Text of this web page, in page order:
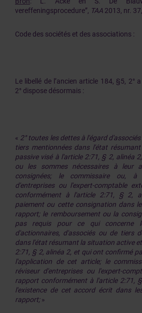
vereffeningsprocedure”, TAA 2013, nr.
Code des sociétés et des associations :
Le libellé de l’ancien article 184, §5, 2°
2° dispose désormais :
« 2° toutes les dettes à l'égard
tiers mentionnées dans l'état
passive visé à l'article 2:71, § 2, alinéa
ou les sommes nécessaires à leur
consignées; le commissaire ou,
d'entreprises ou l'expert-comptable
conformément à l'article 2:71, § 2,
paiement ou cette consignation dans
rapport; le remboursement ou la
pas requis pour ce qui concerne
d'actionnaires, d'associés ou de tiers
dans l'état résumant la situation active
2:71, § 2, alinéa 2, et qui ont confirmé
l'application de cet article; le
réviseur d'entreprises ou l'expert-
rapport conformément à l'article 2:71,
l'existence de cet accord écrit dans
rapport;»